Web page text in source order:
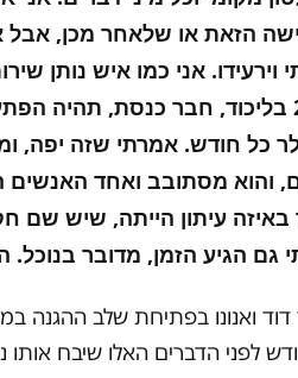
הזאת או שלאחר מכן,
וירעידו. אני כמו איש נותן
לדוגמה, כחלון מס' 2 בליכוד, חבר
של 100,000 דולר כל חודש.
והוא מסתובב ואחד האנשים
עיתון הייתה, שיש שם
גם הגיע הזמן, מדובר
לפני הדברים האלו שיבח